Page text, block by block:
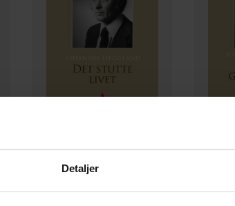
Detaljer
149,-
Det stutte livet
Johannes Heggland